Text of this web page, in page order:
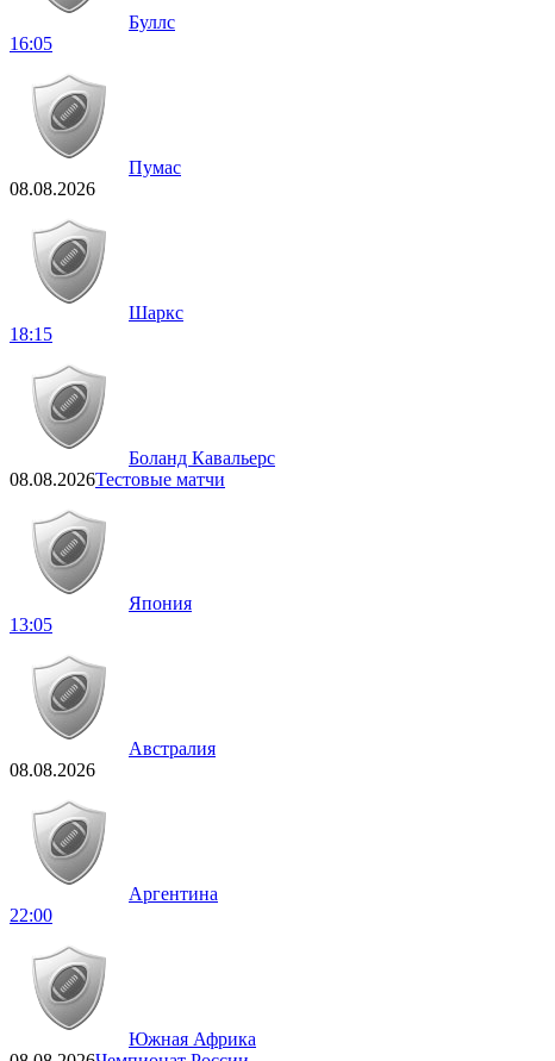
Буллс
16:05
Пумас
08.08.2026
Шаркс
18:15
Боланд Кавальерс
08.08.2026Тестовые матчи
Япония
13:05
Австралия
08.08.2026
Аргентина
22:00
Южная Африка